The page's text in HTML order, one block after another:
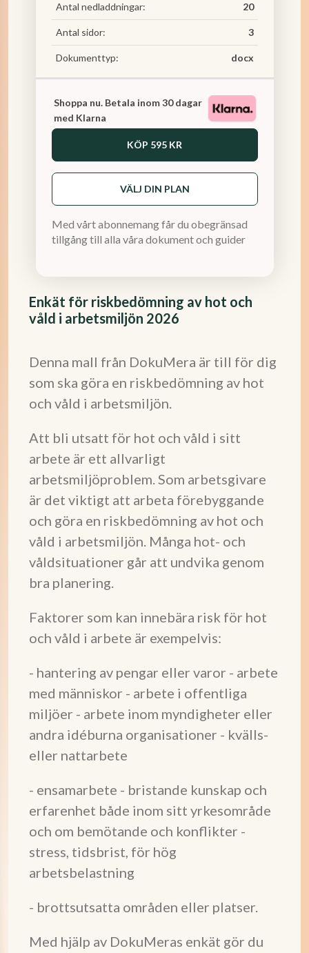
Enkät för riskbedömning av hot och
våld i arbetsmiljön 2026
Denna mall från DokuMera är till för dig
som ska göra en riskbedömning av hot
och våld i arbetsmiljön.
Att bli utsatt för hot och våld i sitt
arbete är ett allvarligt
arbetsmiljöproblem. Som arbetsgivare
är det viktigt att arbeta förebyggande
och göra en riskbedömning av hot och
våld i arbetsmiljön. Många hot- och
våldsituationer går att undvika genom
bra planering.
Faktorer som kan innebära risk för hot
och våld i arbete är exempelvis:
- hantering av pengar eller varor - arbete
med människor - arbete i offentliga
miljöer - arbete inom myndigheter eller
andra idéburna organisationer - kvälls-
eller nattarbete
- ensamarbete - bristande kunskap och
erfarenhet både inom sitt yrkesområde
och om bemötande och konflikter -
stress, tidsbrist, för hög
arbetsbelastning
- brottsutsatta områden eller platser.
Med hjälp av DokuMeras enkät gör du
Antal nedladdningar: 20
Antal sidor: 3
Dokumenttyp: docx
Shoppa nu. Betala inom 30 dagar
med Klarna
KÖP 595 KR
VÄLJ DIN PLAN
Med vårt abonnemang får du obegränsad
tillgång till alla våra dokument och guider